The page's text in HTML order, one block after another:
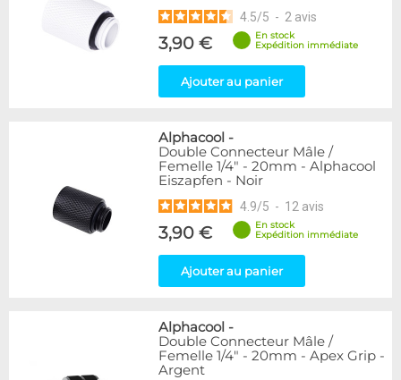
4.5/5 - 2 avis
3,90 €
En stock
Expédition immédiate
Ajouter au panier
Alphacool -
Double Connecteur Mâle /
Femelle 1/4" - 20mm - Alphacool
Eiszapfen - Noir
4.9/5 - 12 avis
3,90 €
En stock
Expédition immédiate
Ajouter au panier
Alphacool -
Double Connecteur Mâle /
Femelle 1/4" - 20mm - Apex Grip -
Argent